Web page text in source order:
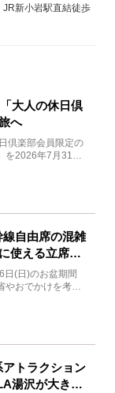
新小岩駅直結徒歩
大人の休日倶
へ
倶楽部会員限定の
を2026年7月31日
自由席の混雑
使える立席特
(日)のお盆期間
やおでかけを考え
アトラクション
湯沢が大きく